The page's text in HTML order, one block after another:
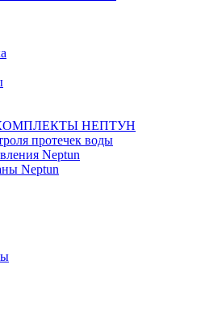
НЕПТУН
протечек воды
Neptun
Neptun